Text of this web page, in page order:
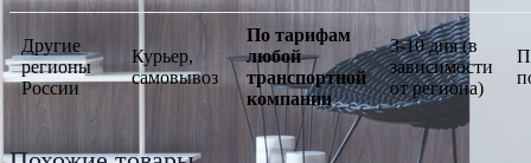
Другие
регионы
России
Курьер,
самовывоз
По тарифам
любой
транспортной
компании
3-10 дня (в
зависимости
от региона)